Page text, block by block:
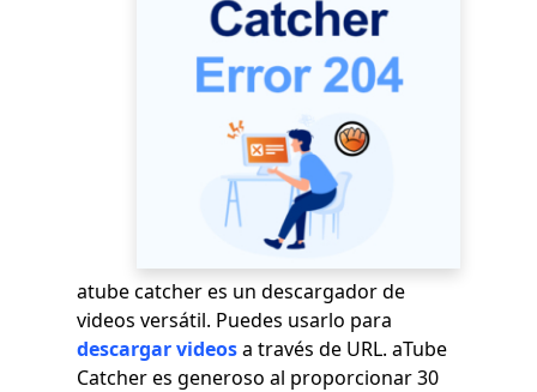
atube catcheres un descargador de
videos versátil. Puedes usarlo para
descargar videosa través de URL. aTube
Catcher es generoso al proporcionar 30